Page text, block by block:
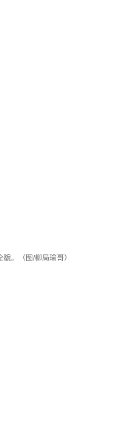
。（图/柳局瑜哥）